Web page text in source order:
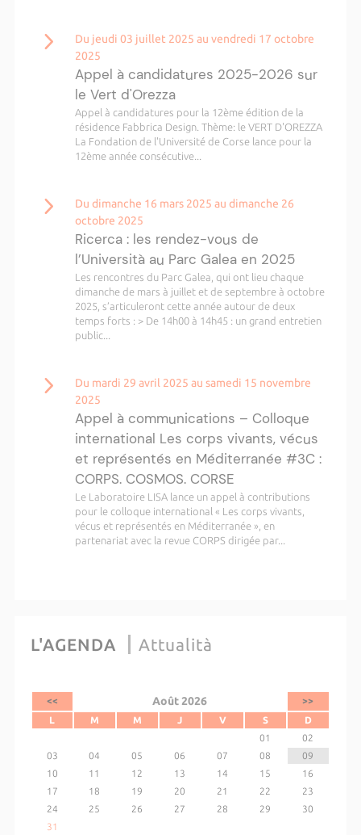
Du jeudi 03 juillet 2025 au vendredi 17 octobre
2025
Appel à candidatures 2025-2026 sur
le Vert d'Orezza
Appel à candidatures pour la 12ème édition de la
résidence Fabbrica Design. Thème: le VERT D'OREZZA
La Fondation de l'Université de Corse lance pour la
12ème année consécutive...
Du dimanche 16 mars 2025 au dimanche 26
octobre 2025
Ricerca : les rendez-vous de
l’Università au Parc Galea en 2025
Les rencontres du Parc Galea, qui ont lieu chaque
dimanche de mars à juillet et de septembre à octobre
2025, s’articuleront cette année autour de deux
temps forts : > De 14h00 à 14h45 : un grand entretien
public...
Du mardi 29 avril 2025 au samedi 15 novembre
2025
Appel à communications – Colloque
international Les corps vivants, vécus
et représentés en Méditerranée #3C :
CORPS. COSMOS. CORSE
Le Laboratoire LISA lance un appel à contributions
pour le colloque international « Les corps vivants,
vécus et représentés en Méditerranée », en
partenariat avec la revue CORPS dirigée par...
L'AGENDA Attualità
<< Août 2026
>>
L
M M J V S
D
01
02
03
04 05 06 07 08
09
10
11 12 13 14 15
16
17
18 19 20 21 22
23
24
25 26 27 28 29
30
31